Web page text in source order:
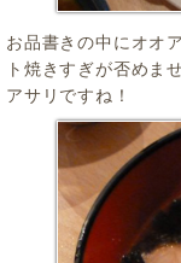
お品書きの中にオオ
ト焼きすぎが否めま
アサリですね！